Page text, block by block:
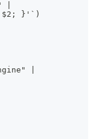
|
}'`)
|